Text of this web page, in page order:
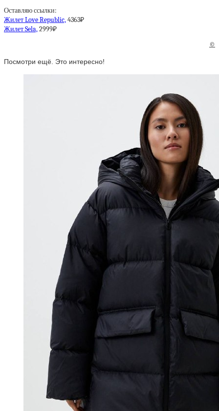
Оставляю ссылки:
Жилет Love Republic,4363₽
Жилет Sela,2999₽
©
Посмотри ещё. Это интересно!